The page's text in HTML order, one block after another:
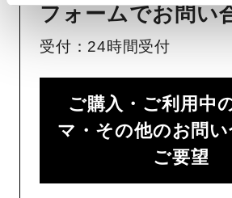
フォームでお問い
受付：24時間受付
ご購入・ご利用中
マ・その他のお問い
ご要望​